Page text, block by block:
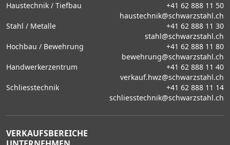
Haustechnik / Tiefbau
+41 62 888 11 50
haustechnik@schwarzstahl.ch
Stahl / Metalle
+41 62 888 11 30
stahl@schwarzstahl.ch
Hochbau / Bewehrung
+41 62 888 11 80
bewehrung@schwarzstahl.ch
Handwerkerzentrum
+41 62 888 11 40
verkauf.hwz@schwarzstahl.ch
Schliesstechnik
+41 62 888 11 14
schliesstechnik@schwarzstahl.ch
VERKAUFSBEREICHE